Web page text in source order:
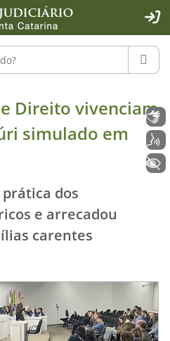
- Rybená
vivenciam
Direito vivenciam
simulado em
dos
e arrecadou
carentes
Libras
Voz